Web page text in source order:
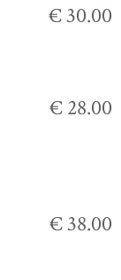
€ 30.00
€ 28.00
€ 38.00